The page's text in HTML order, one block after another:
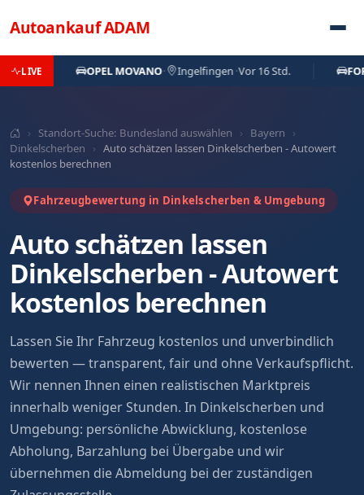
AutoankaufADAM
LIVE OPEL MOVANO· Ingelfingen·Vor 16 Std. FORD
› Standort-Suche: Bundesland auswählen › Bayern
›
Dinkelscherben
› Auto schätzen lassen Dinkelscherben - Autowert
kostenlos berechnen
Fahrzeugbewertung in Dinkelscherben & Umgebung
Auto schätzen lassen
Dinkelscherben - Autowert
kostenlos berechnen
Lassen Sie Ihr Fahrzeug kostenlos und unverbindlich
bewerten — transparent, fair und ohne Verkaufspflicht.
Wir nennen Ihnen einen realistischen Marktpreis
innerhalb weniger Stunden. In Dinkelscherben und
Umgebung: persönliche Abwicklung, kostenlose
Abholung, Barzahlung bei Übergabe und wir
übernehmen die Abmeldung bei der zuständigen